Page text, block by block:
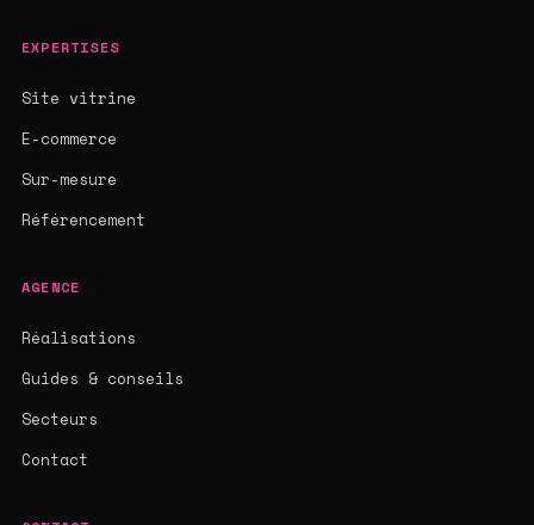
EXPERTISES
Site vitrine
E-commerce
Sur-mesure
Référencement
AGENCE
Réalisations
Guides & conseils
Secteurs
Contact